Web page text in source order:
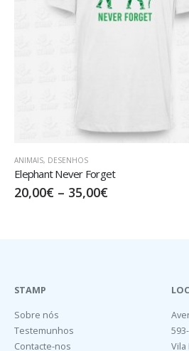
DESPORTO
Stronger than Strong
17,50€–32,50
STAMP
Sobre nós
Testemunhos
Contacte-nos
Vila